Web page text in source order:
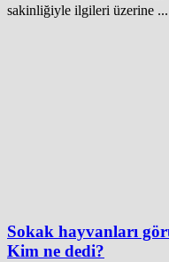
sakinliğiyle ilgileri üzerine ...
Sokak hayvanları
Kim ne dedi?